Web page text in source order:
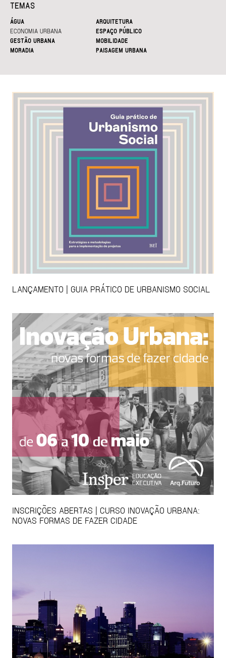
TEMAS
ÁGUA
ARQUITETURA
ECONOMIA URBANA
ESPAÇO PÚBLICO
GESTÃO URBANA
MOBILIDADE
MORADIA
PAISAGEM URBANA
LANÇAMENTO | GUIA PRÁTICO DE URBANISMO SOCIAL
INSCRIÇÕES ABERTAS | CURSO INOVAÇÃO URBANA:
NOVAS FORMAS DE FAZER CIDADE